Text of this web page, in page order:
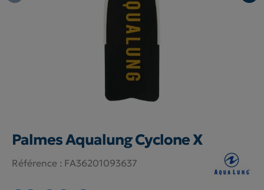
Palmes Aqualung Cyclone X
Référence : FA36201093637